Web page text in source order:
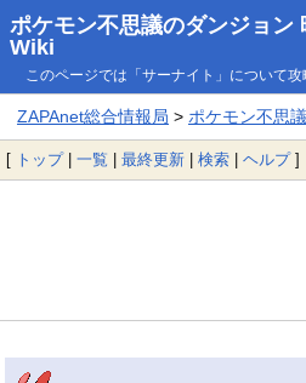
ポケモン不思議のダンジョン
Wiki
このページでは「サーナイト」について攻
ZAPAnet総合情報局 > ポケモン不思
[ トップ| 一覧 | 最終更新 | 検索 | ヘルプ]